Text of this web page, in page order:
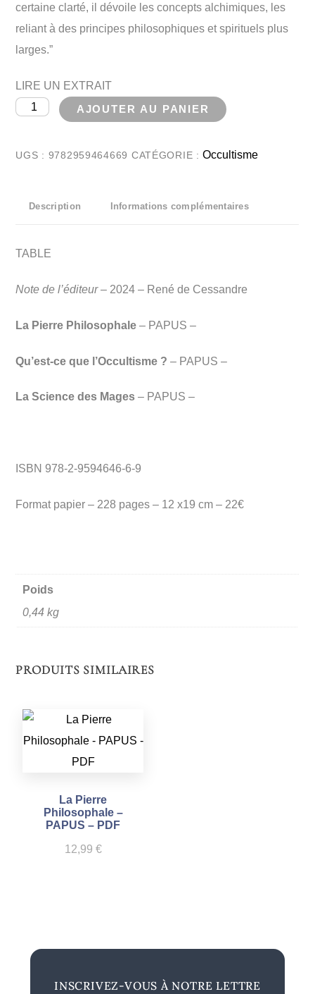
certaine clarté, il dévoile les concepts alchimiques, les
reliant à des principes philosophiques et spirituels plus
larges.”
LIRE UN EXTRAIT
quantité
AJOUTER AU PANIER
UGS : 9782959464669 CATÉGORIE :Occultisme
Description Informations complémentaires
TABLE
Note de l’éditeur– 2024 – René de Cessandre
La Pierre Philosophale – PAPUS –
Qu’est-ce que l’Occultisme ? – PAPUS –
La Science des Mages– PAPUS –
ISBN 978-2-9594646-6-9
Format papier – 228 pages – 12 x19 cm – 22€
Poids
0,44 kg
PRODUITS SIMILAIRES
La Pierre
Philosophale –
PAPUS – PDF
12,99 €
INSCRIVEZ-VOUS À NOTRE LETTRE